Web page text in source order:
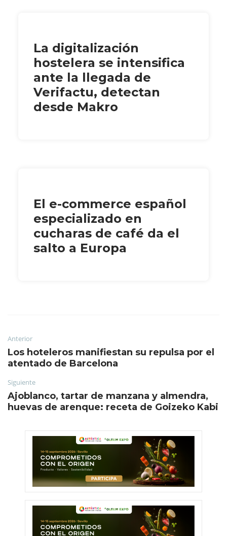
La digitalización
hostelera se intensifica
ante la llegada de
Verifactu, detectan
desde Makro
El e-commerce español
especializado en
cucharas de café da el
salto a Europa
Anterior
Los hoteleros manifiestan su repulsa por el
atentado de Barcelona
Siguiente
Ajoblanco, tartar de manzana y almendra,
huevas de arenque: receta de Goizeko Kabi